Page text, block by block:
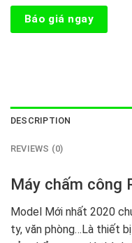
Báo giá ngay
DESCRIPTION
REVIEWS (0)
Máy chấm công
Model Mới nhất 2020
ty, văn phòng…Là thiết